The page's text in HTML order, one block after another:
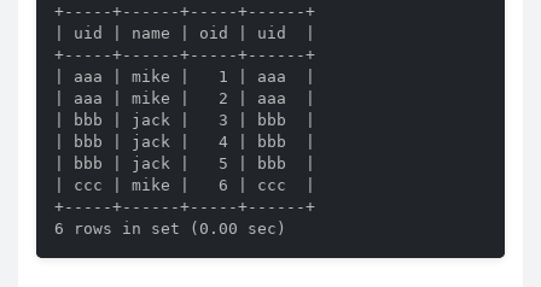
+-----+------+-----+------+
| uid | name | oid | uid  |
+-----+------+-----+------+
| aaa | mike |   1 | aaa  |
| aaa | mike |   2 | aaa  |
| bbb | jack |   3 | bbb  |
| bbb | jack |   4 | bbb  |
| bbb | jack |   5 | bbb  |
| ccc | mike |   6 | ccc  |
+-----+------+-----+------+
6 rows in set (0.00 sec)